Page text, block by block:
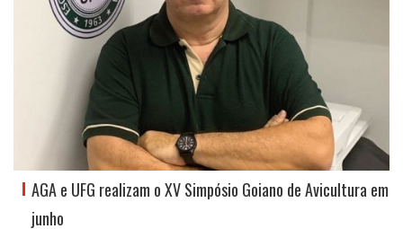
AGA e UFG realizam o XV Simpósio Goiano de Avicultura em
junho